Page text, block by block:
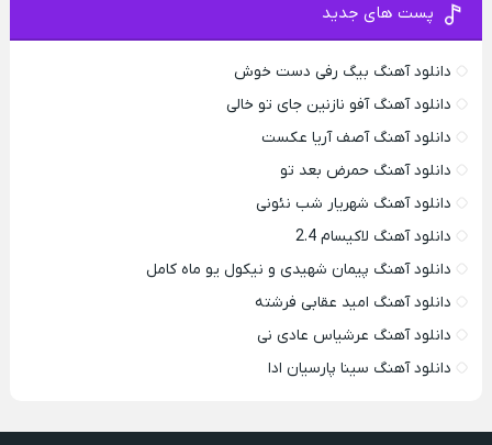
پست های جدید
دانلود آهنگ بیگ رفی دست خوش
دانلود آهنگ آفو نازنین جای تو خالی
دانلود آهنگ آصف آریا عکست
دانلود آهنگ حمرض بعد تو
دانلود آهنگ شهریار شب نئونی
دانلود آهنگ لاکیسام 2.4
دانلود آهنگ پیمان شهیدی و نیکول یو ماه کامل
دانلود آهنگ امید عقابی فرشته
دانلود آهنگ عرشیاس عادی نی
دانلود آهنگ سینا پارسیان ادا